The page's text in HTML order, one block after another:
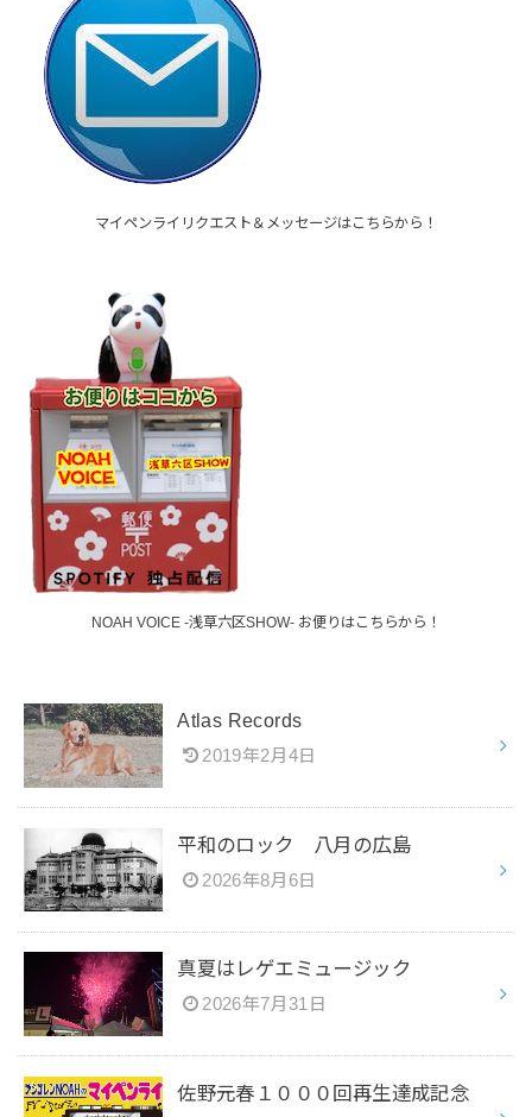
マイペンライリクエスト＆メッセージはこちらから！
NOAH VOICE -浅草六区SHOW- お便りはこちらから！
Atlas Records
2019年2月4日
平和のロック 八月の広島
2026年8月6日
真夏はレゲエミュージック
2026年7月31日
佐野元春１０００回再生達成記念